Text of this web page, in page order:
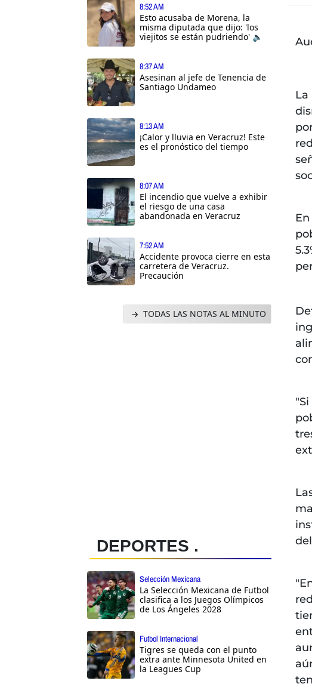
8:52 AM
Esto acusaba de Morena, la
misma diputada que dijo: 'los
viejitos se están pudriendo' 🔈
8:37 AM
Asesinan al jefe de Tenencia de
Santiago Undameo
8:13 AM
¡Calor y lluvia en Veracruz! Este
es el pronóstico del tiempo
8:07 AM
El incendio que vuelve a exhibir
el riesgo de una casa
abandonada en Veracruz
7:52 AM
Accidente provoca cierre en esta
carretera de Veracruz.
Precaución
TODAS LAS NOTAS AL MINUTO
DEPORTES .
Selección Mexicana
La Selección Mexicana de Futbol
clasifica a los Juegos Olímpicos
de Los Ángeles 2028
Futbol Internacional
Tigres se queda con el punto
extra ante Minnesota United en
la Leagues Cup